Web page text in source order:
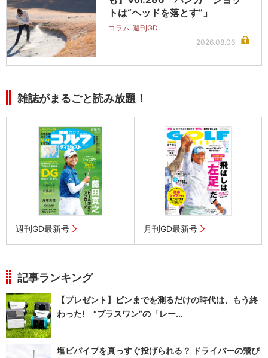
トは“ヘッドを落とす”」
コラム 週刊GD
2026.08.06
雑誌がまるごと読み放題！
週刊GD最新号 月刊GD最新号
記事ランキング
【プレゼント】ピンまでを測るだけの時代は、もう終
わった! “プラスワン”の「レー...
塩ビパイプを真っすぐ投げられる？ ドライバーの飛び